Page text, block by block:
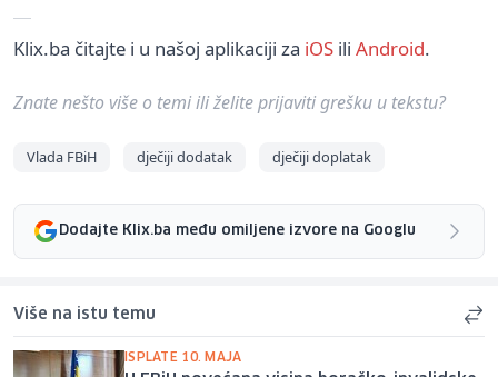
Klix.ba čitajte i u našoj aplikaciji za iOS ili Android.
Znate nešto više o temi ili želite prijaviti grešku u tekstu?
Vlada FBiH dječiji dodatak dječiji doplatak
Dodajte Klix.ba među omiljene izvore na Googlu
Više na istu temu
ISPLATE 10. MAJA